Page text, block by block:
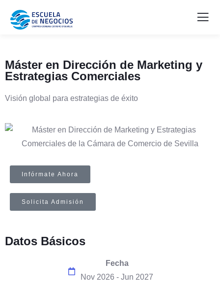
Máster en Dirección de Marketing y
Estrategias Comerciales
Visión global para estrategias de éxito
Infórmate Ahora
Solicita Admisión
Datos Básicos
Fecha
Nov 2026 - Jun 2027